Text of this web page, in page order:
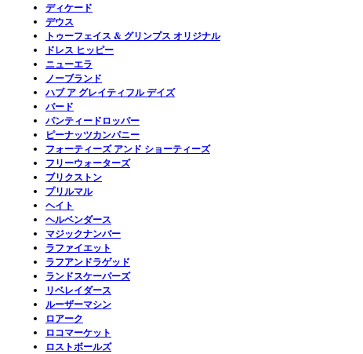
ディケード
デウス
トゥーフェイス & グリンプス オリジナル
ドレス ヒッピー
ニューエラ
ノーブランド
ハブ ア グレイティフル デイズ
バード
パンティードロッパー
ピーナッツカンパニー
フォーティーズ アンド ショーティーズ
フリーウォーターズ
ブリクストン
プリルマル
ヘイト
ヘルベンダース
マジックナンバー
ラファイエット
ラフアンドラゲッド
ランドスケーパーズ
リベレイダース
ルーザーマシン
ロアーク
ロコマーケット
ロストボールズ